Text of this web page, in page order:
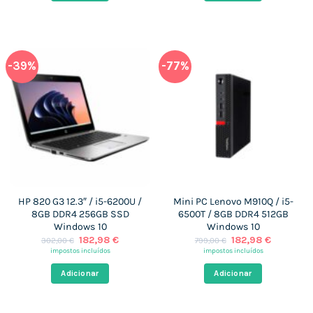
-39%
HP 820 G3 12.3″ / i5-6200U /
8GB DDR4 256GB SSD
Windows 10
302,00€ O
preço
era:
302,00 €.
182,98€O
impostos incluídos
Adicionar
-77%
Mini PC Lenovo M910Q / i5-
6500T / 8GB DDR4 512GB
Windows 10
799,00€ O
preço
era:
799,00 €.
182,98€O
impostos incluídos
Adicionar